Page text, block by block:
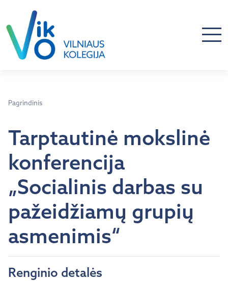
Pagrindinis
Tarptautinė mokslinė
konferencija
„Socialinis darbas su
pažeidžiamų grupių
asmenimis“
Renginio detalės